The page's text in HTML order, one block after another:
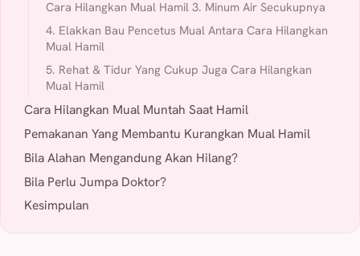
Cara Hilangkan Mual Hamil 3. Minum Air Secukupnya
4. Elakkan Bau Pencetus Mual Antara Cara Hilangkan
Mual Hamil
5. Rehat & Tidur Yang Cukup Juga Cara Hilangkan
Mual Hamil
Cara Hilangkan Mual Muntah Saat Hamil
Pemakanan Yang Membantu Kurangkan Mual Hamil
Bila Alahan Mengandung Akan Hilang?
Bila Perlu Jumpa Doktor?
Kesimpulan